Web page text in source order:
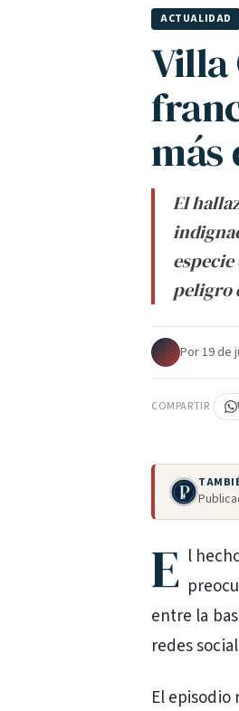
ACTUALIDAD
Villa
El
peligro
Por·19 de
COMPARTIR
E l
entre la
redes
El episodio